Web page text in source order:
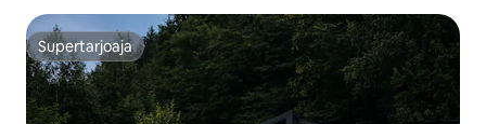
Supertarjoaja
Supertarjoaja